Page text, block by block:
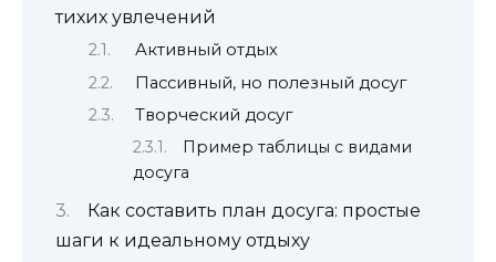
тихих увлечений
Активный отдых
Пассивный, но полезный досуг
Творческий досуг
Пример таблицы с видами
досуга
Как составить план досуга: простые
шаги к идеальному отдыху